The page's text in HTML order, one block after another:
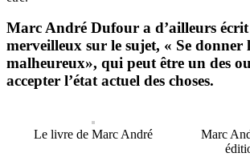
Marc André Dufour a d’ailleurs
merveilleux sur le sujet, « Se donner
malheureux», qui peut être un des
accepter l’état actuel des choses.
Le livre de Marc André
Marc